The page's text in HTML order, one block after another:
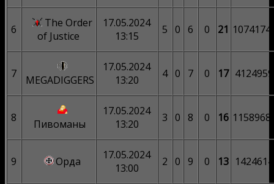
6
The Order
of Justice
17.05.2024
13:15
5 0 6 0 21
7 MEGADIGGERS
17.05.2024
13:20
4 0 7 0 17 4124959
8 Пивоманы
17.05.2024
13:20
3 0 8 0 16
9 Орда
17.05.2024
13:00
2 0 9 0 13 1424614